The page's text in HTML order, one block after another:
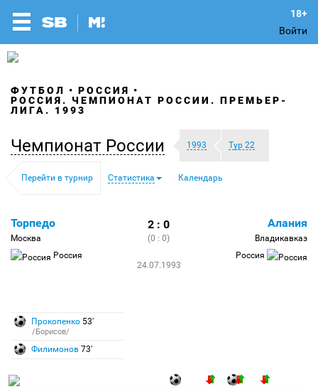
Войти
ФУТБОЛ
РОССИЯ
РОССИЯ. ЧЕМПИОНАТ РОССИИ. ПРЕМЬЕР-
ЛИГА. 1993
Чемпионат России 1993 Тур 22
Перейти в турнир Статистика Календарь
Торпедо
Москва
Россия
2 : 0
(0 : 0)
24.07.1993
Алания
Владикавказ
Россия
Прокопенко 53′
/Борисов/
Филимонов 73′